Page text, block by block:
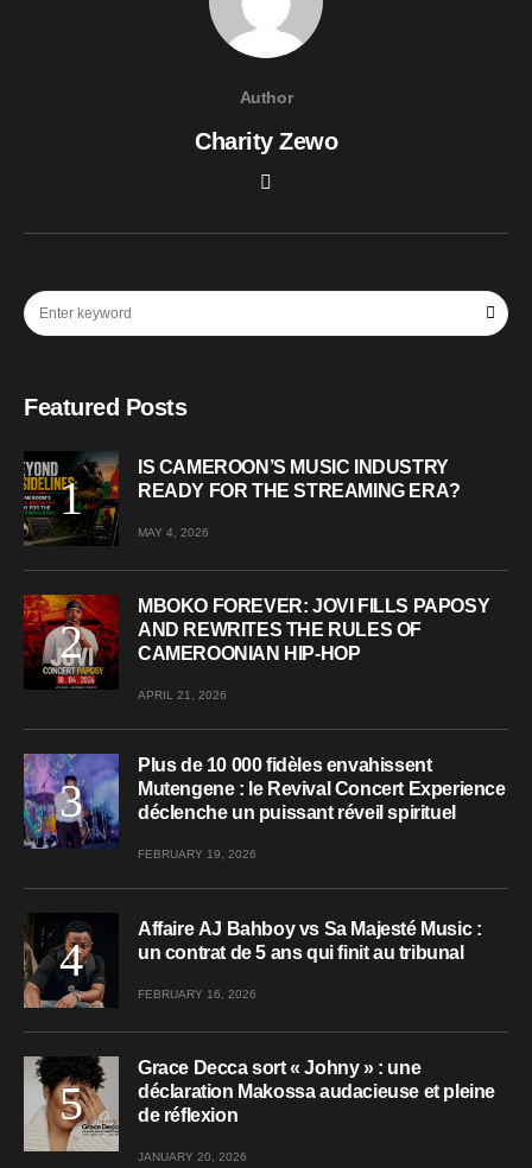
Author
Charity Zewo
Featured Posts
IS CAMEROON’S MUSIC INDUSTRY
READY FOR THE STREAMING ERA?
MAY 4, 2026
MBOKO FOREVER: JOVI FILLS PAPOSY
AND REWRITES THE RULES OF
CAMEROONIAN HIP-HOP
APRIL 21, 2026
Plus de 10 000 fidèles envahissent
Mutengene : le Revival Concert Experience
déclenche un puissant réveil spirituel
FEBRUARY 19, 2026
Affaire AJ Bahboy vs Sa Majesté Music :
un contrat de 5 ans qui finit au tribunal
FEBRUARY 16, 2026
Grace Decca sort « Johny » : une
déclaration Makossa audacieuse et pleine
de réflexion
JANUARY 20, 2026